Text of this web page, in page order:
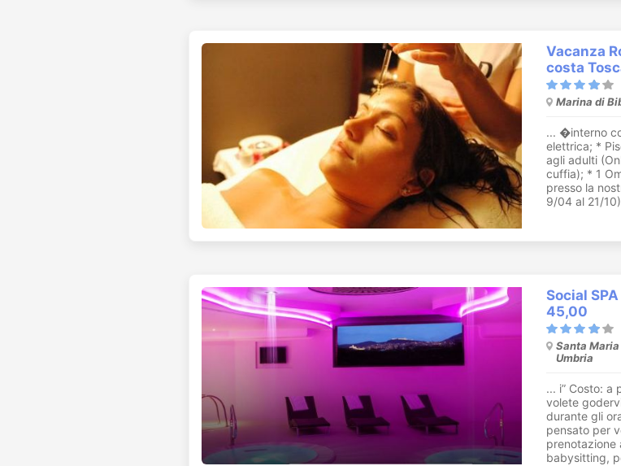
Vacanza
costa
Marina di
... �interno
elettrica; *
agli adulti
cuffia); * 1
presso la
9/04 al 21/
Social
45,00
Santa
Umbria
... i” Costo: a
volete
durante gli
pensato per
prenotazione
babysitting,